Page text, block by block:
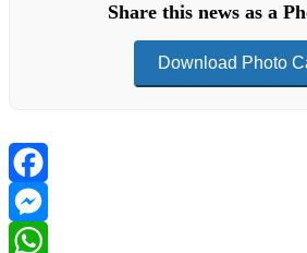
Share this news as a
Download Photo
Facebook
Messenger